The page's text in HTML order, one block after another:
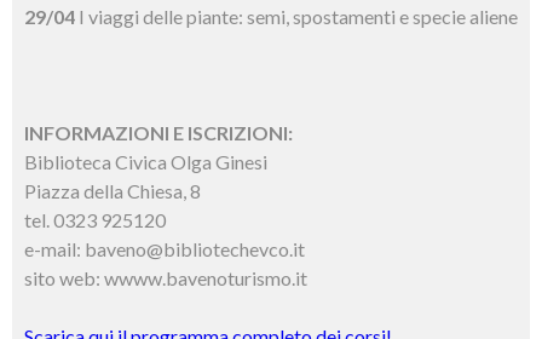
29/04 I viaggi delle piante: semi, spostamenti e specie aliene
INFORMAZIONI E ISCRIZIONI:
Biblioteca Civica Olga Ginesi
Piazza della Chiesa, 8
tel. 0323 925120
e-mail: baveno@bibliotechevco.it
sito web: wwww.bavenoturismo.it